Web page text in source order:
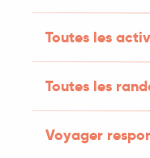
Toutes les
Toutes les
Voyager